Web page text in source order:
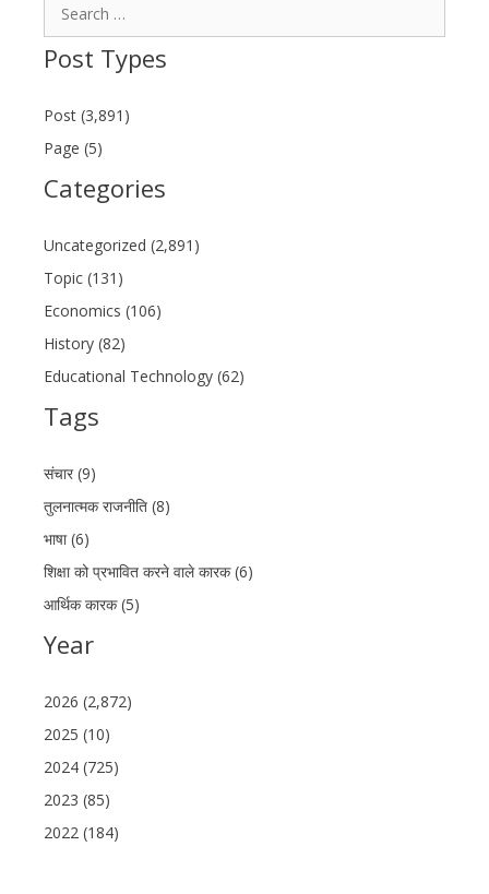
Post Types
Post (3,891)
Page (5)
Categories
Uncategorized (2,891)
Topic (131)
Economics (106)
History (82)
Educational Technology (62)
Tags
संचार (9)
तुलनात्मक राजनीति (8)
भाषा (6)
शिक्षा को प्रभावित करने वाले कारक (6)
आर्थिक कारक (5)
Year
2026 (2,872)
2025 (10)
2024 (725)
2023 (85)
2022 (184)